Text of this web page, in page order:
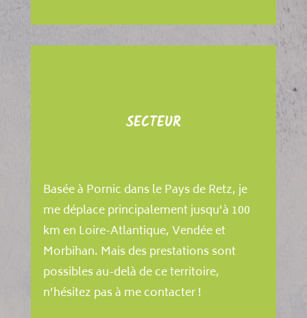
SECTEUR
Basée à Pornic dans le Pays de Retz, je
me déplace principalement jusqu'à 100
km en Loire-Atlantique, Vendée et
Morbihan. Mais des prestations sont
possibles au-delà de ce territoire,
n’hésitez pas à me contacter !